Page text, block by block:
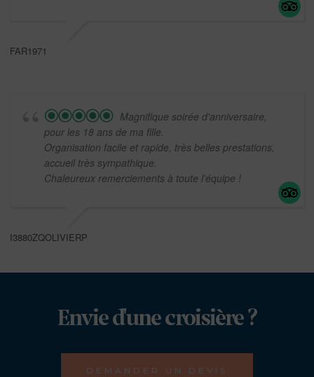
FAR1971
Magnifique soirée d'anniversaire,
pour les 18 ans de ma fille.
Organisation facile et rapide, très belles prestations,
accueil très sympathique.
Chaleureux remerciements à toute l'équipe !
I3880ZQOLIVIERP
Envie d'une croisière ?
DEMANDER UN DEVIS